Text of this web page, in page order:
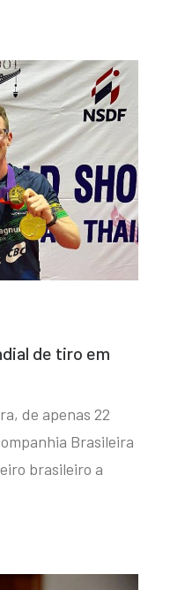
de tiro em
de apenas 22
Brasileira
brasileiro a